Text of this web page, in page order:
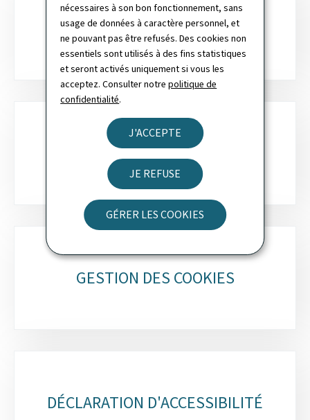
nécessaires à son bon fonctionnement, sans
usage de données à caractère personnel, et
ne pouvant pas être refusés. Des cookies non
essentiels sont utilisés à des fins statistiques
et seront activés uniquement si vous les
acceptez. Consulter notrepolitique de
confidentialité.
J'ACCEPTE
JE REFUSE
GÉRER LES COOKIES
RECHERCHE
NEWSLETTER
GESTION DES COOKIES
DÉCLARATION D'ACCESSIBILITÉ